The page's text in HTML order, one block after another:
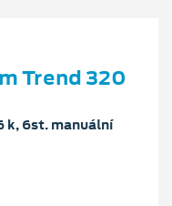
Trend 320
k, 6st. manuální